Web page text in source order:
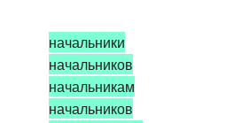
начальники
начальников
начальникам
начальников